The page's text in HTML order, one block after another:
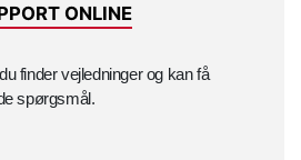
ONLINE
finder vejledninger og kan få
spørgsmål.